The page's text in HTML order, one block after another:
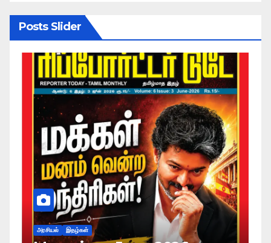
Posts Slider
அரசியல் இதழ்கள்